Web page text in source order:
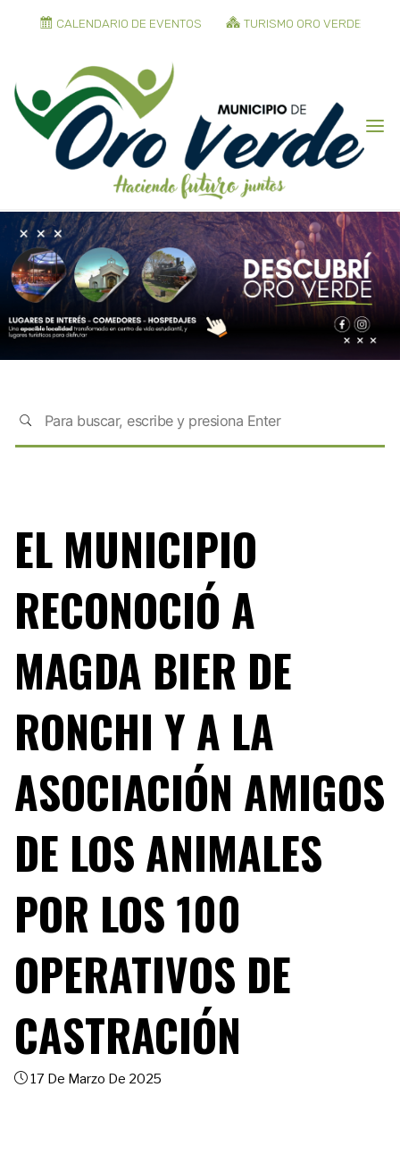
CALENDARIO DE EVENTOS TURISMO ORO VERDE
EL MUNICIPIO
RECONOCIÓ A
MAGDA BIER DE
RONCHI Y A LA
ASOCIACIÓN AMIGOS
DE LOS ANIMALES
POR LOS 100
OPERATIVOS DE
CASTRACIÓN
17 De Marzo De 2025